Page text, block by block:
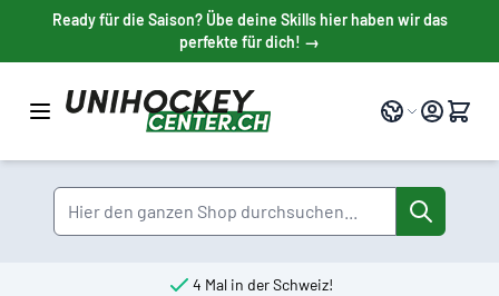
Direkt zum Inhalt
Ready für die Saison? Übe deine Skills hier haben wir das
perfekte für dich! →
Sprache
Suche
4 Mal in der Schweiz!